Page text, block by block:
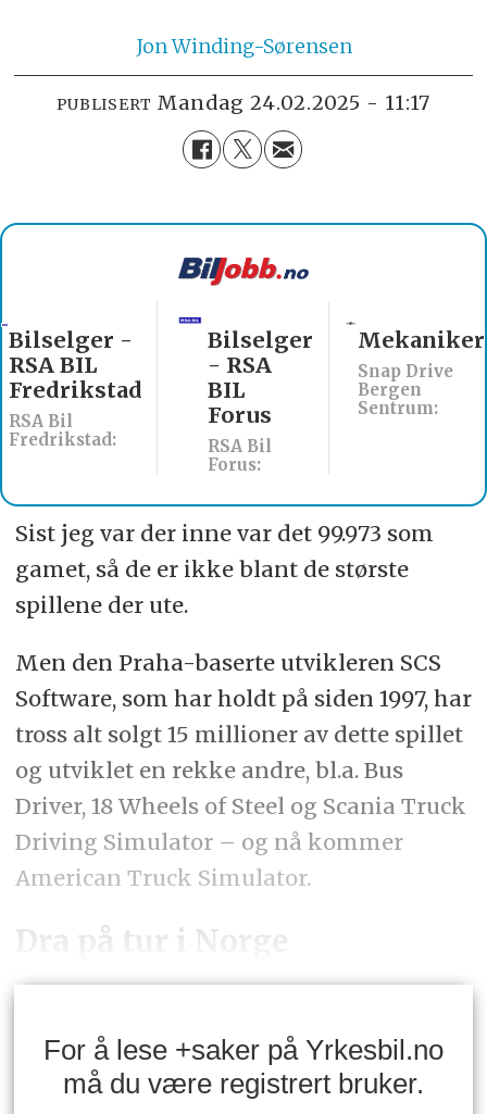
JonWinding-Sørensen
PUBLISERT mandag 24.02.2025 - 11:17
RSA Bil
Bilselger
- RSA
BIL
Forus
Snap Drive
Bergen
Sentrum:
Mekaniker
Billakkerer
søkes til
Werksta
Åsane
Sist jeg var der inne var det 99.973 som
gamet, så de er ikke blant de største
spillene der ute.
Men den Praha-baserte utvikleren SCS
Software, som har holdt på siden 1997, har
tross alt solgt 15 millioner av dette spillet
og utviklet en rekke andre, bl.a. Bus
Driver, 18 Wheels of Steel og Scania Truck
Driving Simulator – og nå kommer
American Truck Simulator.
Dra på tur i Norge
For å lese +saker på Yrkesbil.no
må du være registrert bruker.